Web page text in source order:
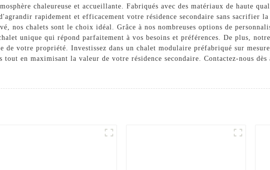
chaleureuse et accueillante. Fabriqués avec des matériaux de haute
rapidement et efficacement votre résidence secondaire sans sacrifier
chalets sont le choix idéal. Grâce à nos nombreuses options de
unique qui répond parfaitement à vos besoins et préférences. De plus,
votre propriété. Investissez dans un chalet modulaire préfabriqué sur
en maximisant la valeur de votre résidence secondaire. Contactez-nous